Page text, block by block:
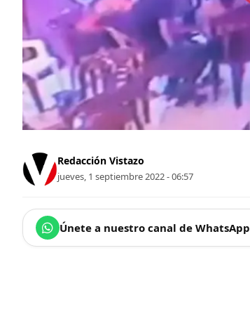
Redacción Vistazo
jueves, 1 septiembre 2022 - 06:57
Únete a nuestro canal de WhatsApp